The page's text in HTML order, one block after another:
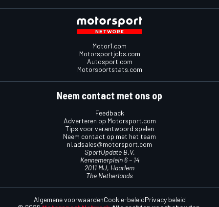
Motor1.com
Motorsportjobs.com
Autosport.com
Motorsportstats.com
Neem contact met ons op
Feedback
Adverteren op Motorsport.com
Tips voor verantwoord spelen
Neem contact op met het team
nl.adsales@motorsport.com
SportUpdate B.V.
Kennemerplein 6 – 14
2011 MJ, Haarlem
The Netherlands
Algemene voorwaardenCookie-beleidPrivacy beleid